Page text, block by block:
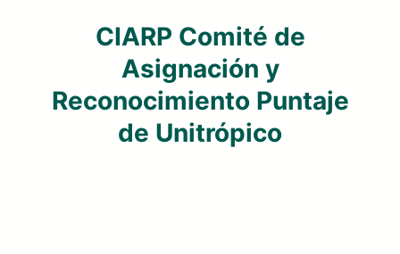
CIARP Comité de
Asignación y
Reconocimiento Puntaje
de Unitrópico